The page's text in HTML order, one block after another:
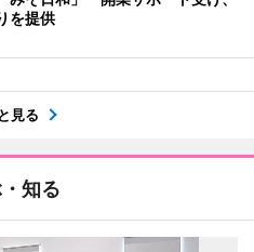
を提供
見る
知る